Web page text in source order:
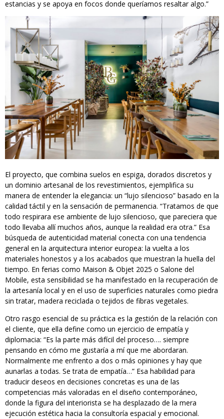
estancias y se apoya en focos donde queríamos resaltar algo.”
El proyecto, que combina suelos en espiga, dorados discretos y
un dominio artesanal de los revestimientos, ejemplifica su
manera de entender la elegancia: un “lujo silencioso” basado en la
calidad táctil y en la sensación de permanencia. “Tratamos de que
todo respirara ese ambiente de lujo silencioso, que pareciera que
todo llevaba allí muchos años, aunque la realidad era otra.” Esa
búsqueda de autenticidad material conecta con una tendencia
general en la arquitectura interior europea: la vuelta a los
materiales honestos y a los acabados que muestran la huella del
tiempo. En ferias como Maison & Objet 2025 o Salone del
Mobile, esta sensibilidad se ha manifestado en la recuperación de
la artesanía local y en el uso de superficies naturales como piedra
sin tratar, madera reciclada o tejidos de fibras vegetales.
Otro rasgo esencial de su práctica es la gestión de la relación con
el cliente, que ella define como un ejercicio de empatía y
diplomacia: “Es la parte más difícil del proceso…. siempre
pensando en cómo me gustaría a mí que me abordaran.
Normalmente me enfrento a dos o más opiniones y hay que
aunarlas a todas. Se trata de empatía…” Esa habilidad para
traducir deseos en decisiones concretas es una de las
competencias más valoradas en el diseño contemporáneo,
donde la figura del interiorista se ha desplazado de la mera
ejecución estética hacia la consultoría espacial y emocional.